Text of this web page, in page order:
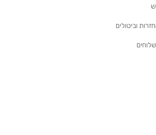
וביטולים